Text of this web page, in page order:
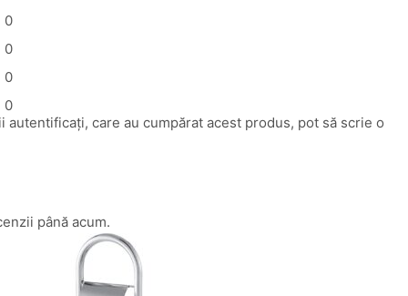
0
0
0
0
până acum.
autentificați, care au cumpărat acest produs, pot să scrie o